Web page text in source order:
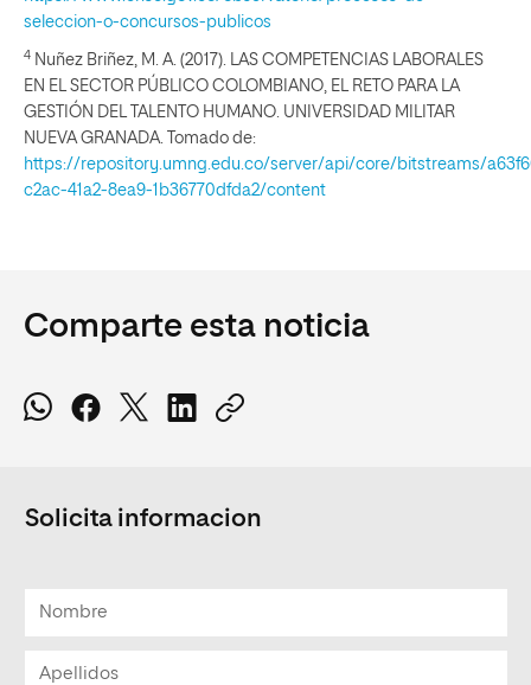
seleccion-o-concursos-publicos
4 Nuñez Briñez, M. A. (2017). LAS COMPETENCIAS LABORALES
EN EL SECTOR PÚBLICO COLOMBIANO, EL RETO PARA LA
GESTIÓN DEL TALENTO HUMANO. UNIVERSIDAD MILITAR
NUEVA GRANADA. Tomado de:
https://repository.umng.edu.co/server/api/core/bitstreams/
c2ac-41a2-8ea9-1b36770dfda2/content
Comparte esta noticia
Solicita informacion